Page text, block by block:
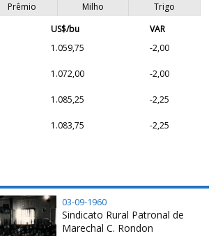
Prêmio Milho
Trigo
US$/bu
VAR
1.059,75 -2,00
1.072,00 -2,00
1.085,25 -2,25
1.083,75 -2,25
03-09-1960
Sindicato Rural Patronal de
Marechal C. Rondon